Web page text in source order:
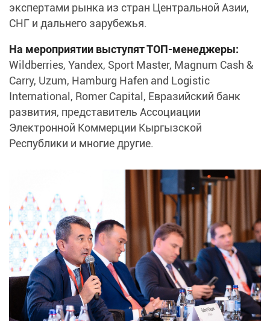
экспертами рынка из стран Центральной Азии,
СНГ и дальнего зарубежья.
На мероприятии выступят ТОП-менеджеры:
Wildberries, Yandex, Sport Master, Magnum Cash &
Carry, Uzum, Hamburg Hafen and Logistic
International, Romer Capital, Евразийский банк
развития, представитель Ассоциации
Электронной Коммерции Кыргызской
Республики и многие другие.